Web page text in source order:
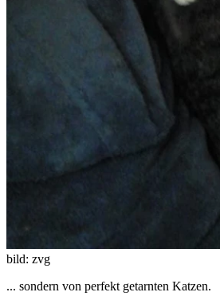
bild: zvg
... sondern von perfekt getarnten Katzen.